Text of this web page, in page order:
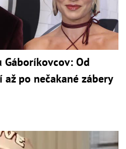
Gáboríkovcov: Od
po nečakané zábery